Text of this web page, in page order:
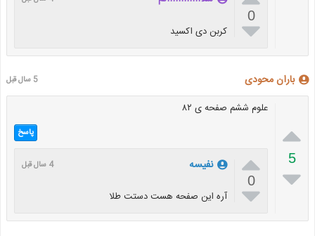
0
 کربن دی اکسید
باران محودی 5 سال قبل

5

علوم ششم صفحه ی ۸۲
پاسخ

0

نفیسه 4 سال قبل
آره این صفحه هست دستت طلا